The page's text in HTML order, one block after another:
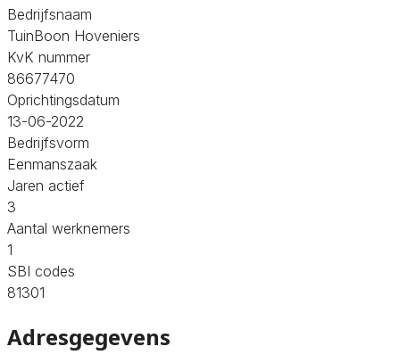
Bedrijfsnaam
TuinBoon Hoveniers
KvK nummer
86677470
Oprichtingsdatum
13-06-2022
Bedrijfsvorm
Eenmanszaak
Jaren actief
3
Aantal werknemers
1
SBI codes
81301
Adresgegevens